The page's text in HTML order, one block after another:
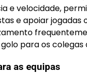
e velocidade,
e apoiar jogadas
para os colegas
as equipas